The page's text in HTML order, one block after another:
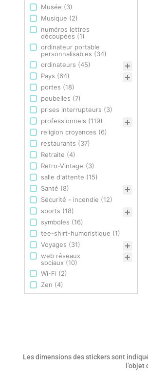
Musée (3)
Musique (2)
numéros lettres
découpées (1)
ordinateur portable
personnalisables (34)
ordinateurs (45)
Pays (64)
portes (18)
poubelles (7)
prises interrupteurs (3)
professionnels (119)
religion croyances (6)
restaurants (37)
Retraite (4)
Retro-Vintage (3)
salle d'attente (15)
Santé (8)
Sécurité - incendie (12)
sports (18)
symboles (16)
tee-shirt-humoristique (1)
Voyages (31)
web réseaux
sociaux (10)
Wi-Fi (2)
Zen (4)
Les dimensions des stickers sont
l’objet